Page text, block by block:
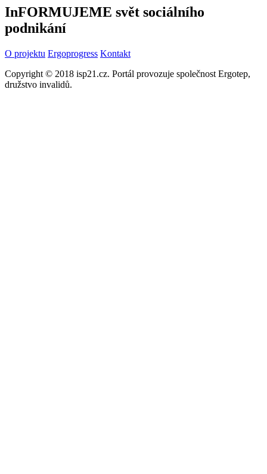
InFORMUJEME svět sociálního
podnikání
O projektu Ergoprogress Kontakt
Copyright © 2018 isp21.cz. Portál provozuje společnost Ergotep,
družstvo invalidů.